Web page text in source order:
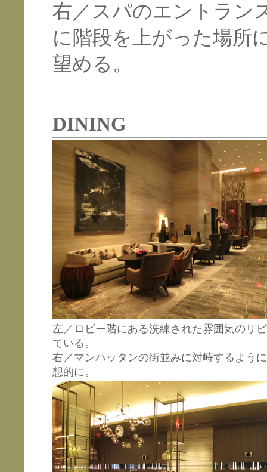
右／スパのエントラン
に階段を上がった場所
望める。
DINING
左／ロビー階にある洗練された雰囲気のリ
ている。
右／マンハッタンの街並みに対峙するよう
想的に。